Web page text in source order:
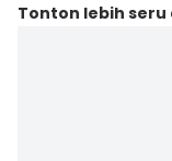
Tonton lebih seru